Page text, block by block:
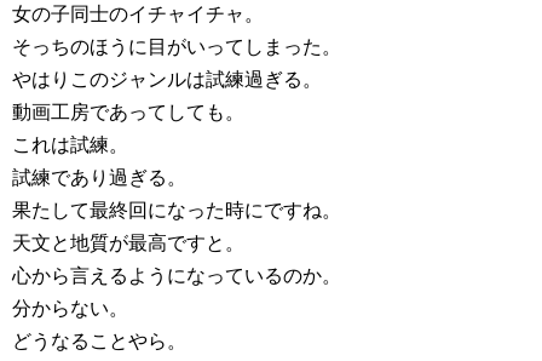
女の子同士のイチャイチャ。
そっちのほうに目がいってしまった。
やはりこのジャンルは試練過ぎる。
動画工房であってしても。
これは試練。
試練であり過ぎる。
果たして最終回になった時にですね。
天文と地質が最高ですと。
心から言えるようになっているのか。
分からない。
どうなることやら。